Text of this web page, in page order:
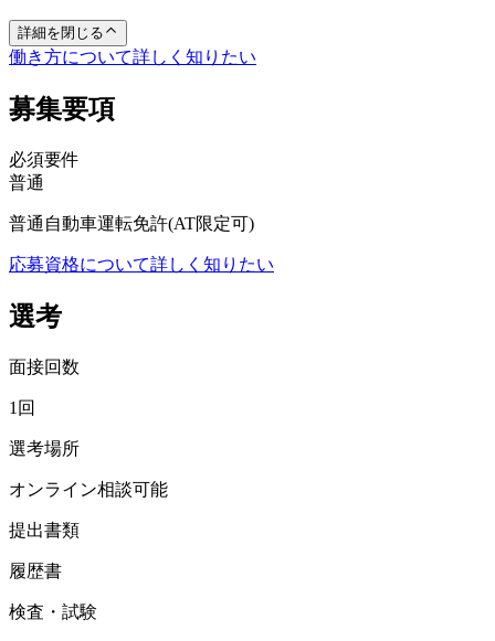
詳細を閉じる
働き方について詳しく知りたい
募集要項
必須要件
普通
普通自動車運転免許(AT限定可)
応募資格について詳しく知りたい
選考
面接回数
1回
選考場所
オンライン相談可能
提出書類
履歴書
検査・試験